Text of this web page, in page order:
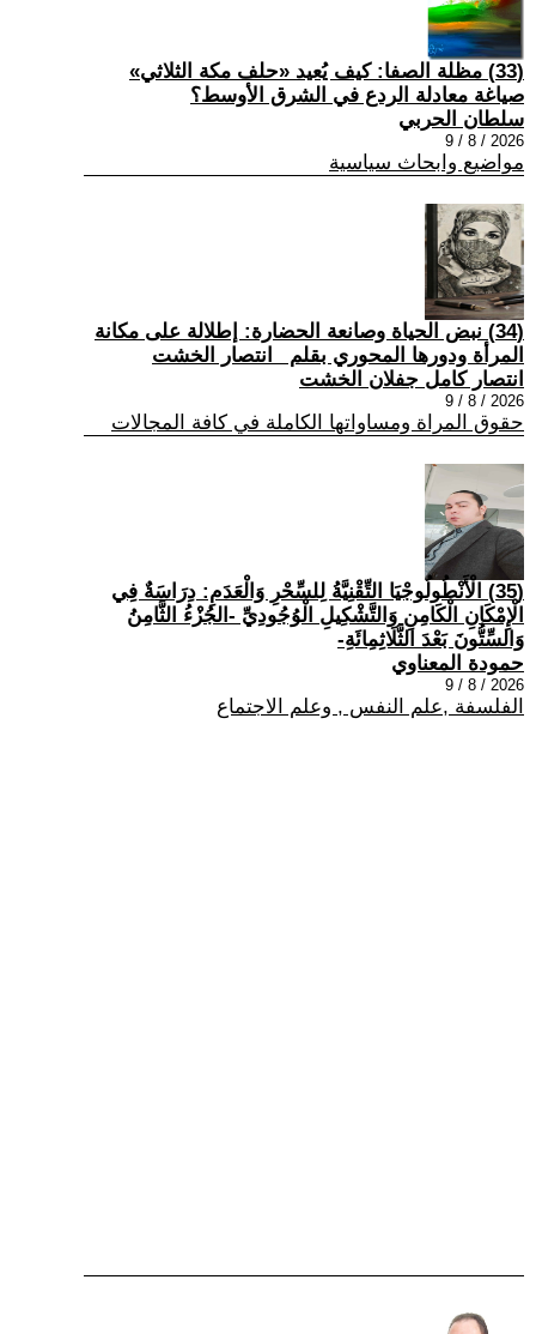
(33) مظلة الصفا: كيف يُعيد «حلف مكة الثلاثي»
صياغة معادلة الردع في الشرق الأوسط؟
سلطان الحربي
2026 / 8 / 9
مواضيع وابحاث سياسية
(34) نبض الحياة وصانعة الحضارة: إطلالة على مكانة
المرأة ودورها المحوري بقلم _انتصار الخشت
انتصار كامل جفلان الخشت
2026 / 8 / 9
حقوق المراة ومساواتها الكاملة في كافة المجالات
(35) الْأَنْطُولُوجْيَا التِّقْنِيَّةُ لِلسِّحْرِ وَالْعَدَمِ: دِرَاسَةٌ فِي
الْإِمْكَانِ الْكَامِنِ وَالتَّشْكِيلِ الْوُجُودِيِّ -الجُزْءُ الثَّامِنُ
وَالسِّتُّونَ بَعْدَ الثَّلَاثِمِائَةِ-
حمودة المعناوي
2026 / 8 / 9
الفلسفة ,علم النفس , وعلم الاجتماع